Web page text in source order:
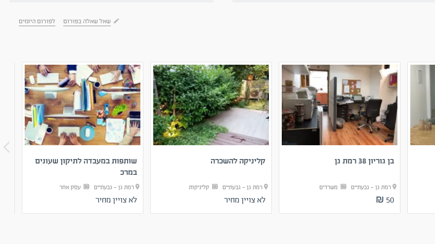
שאל שאלה בפורום לפורום היזמים
בן גוריון 38 רמת גן
רמת גן - גבעתיים משרדים
50 ₪
קליניקה להשכרה
רמת גן - גבעתיים קליניקות
לא צויין מחיר
שותפות במעבדה לתיקון שעונים
במרכ
רמת גן - גבעתיים עסק אחר
לא צויין מחיר